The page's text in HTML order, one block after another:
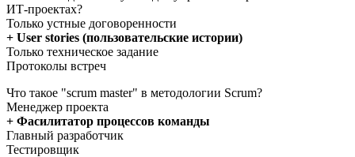
ИТ-проектах?
Только устные договоренности
+ User stories (пользовательские истории)
Только техническое задание
Протоколы встреч
Что такое "scrum master" в методологии Scrum?
Менеджер проекта
+ Фасилитатор процессов команды
Главный разработчик
Тестировщик